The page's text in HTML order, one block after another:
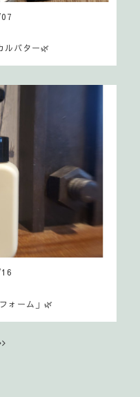
07
ルバター🌿
16
ォーム」🌿